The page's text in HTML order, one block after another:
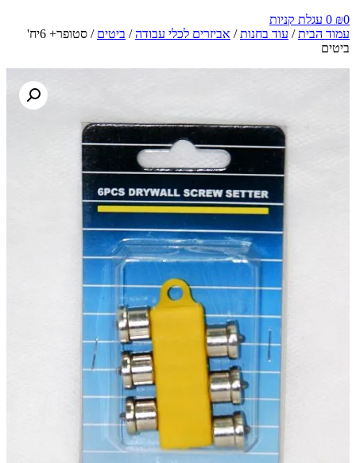
₪0
0 עגלת קניות
עמוד הבית/ עוד בחנות/ אביזרים לכלי עבודה/ ביטים
/ סטופר+ 6יח'
ביטים